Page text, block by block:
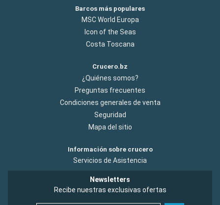
Barcos más populares
MSC World Europa
Icon of the Seas
Costa Toscana
Crucero.bz
¿Quiénes somos?
Preguntas frecuentes
Condiciones generales de venta
Seguridad
Mapa del sitio
Información sobre crucero
Servicios de Asistencia
Newsletters
Recibe nuestras exclusivas ofertas